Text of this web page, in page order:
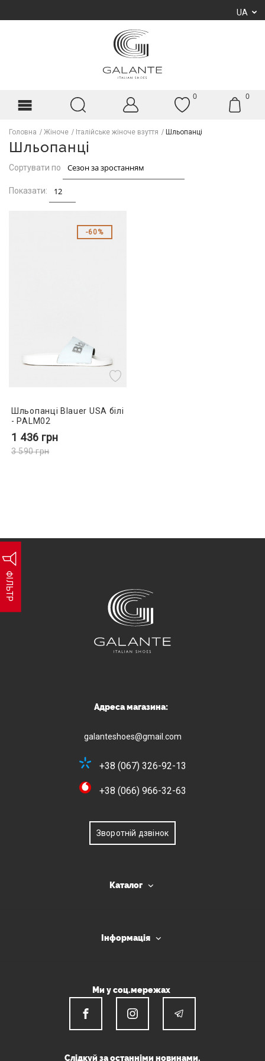
UA
0 0
Головна Жіноче Італійське жіноче взуття Шльопанці
Шльопанці
ФІЛЬТР
Сортувати по
Показати:
60%
Шльопанці Blauer USA білі
- PALM02
1 436 грн
3 590грн
Адреса магазина:
galanteshoes@gmail.com
+38 (067) 326-92-13
+38 (066) 966-32-63
Зворотній дзвінок
Каталог
Інформація
Ми у соц.мережах
Слідкуй за останніми новинами.